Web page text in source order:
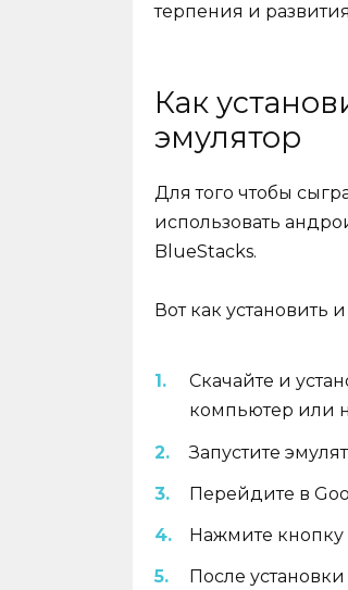
терпения и
Как
эмулятор
Для того чтобы
использовать
BlueStacks.
Вот как установить
Скачайте и
компьютер или
Запустите
Перейдите в
Нажмите кнопку
После установки